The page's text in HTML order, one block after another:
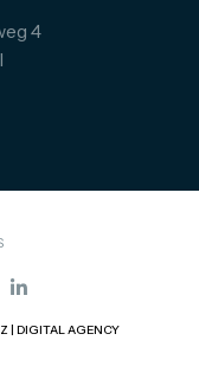
4
| DIGITAL AGENCY